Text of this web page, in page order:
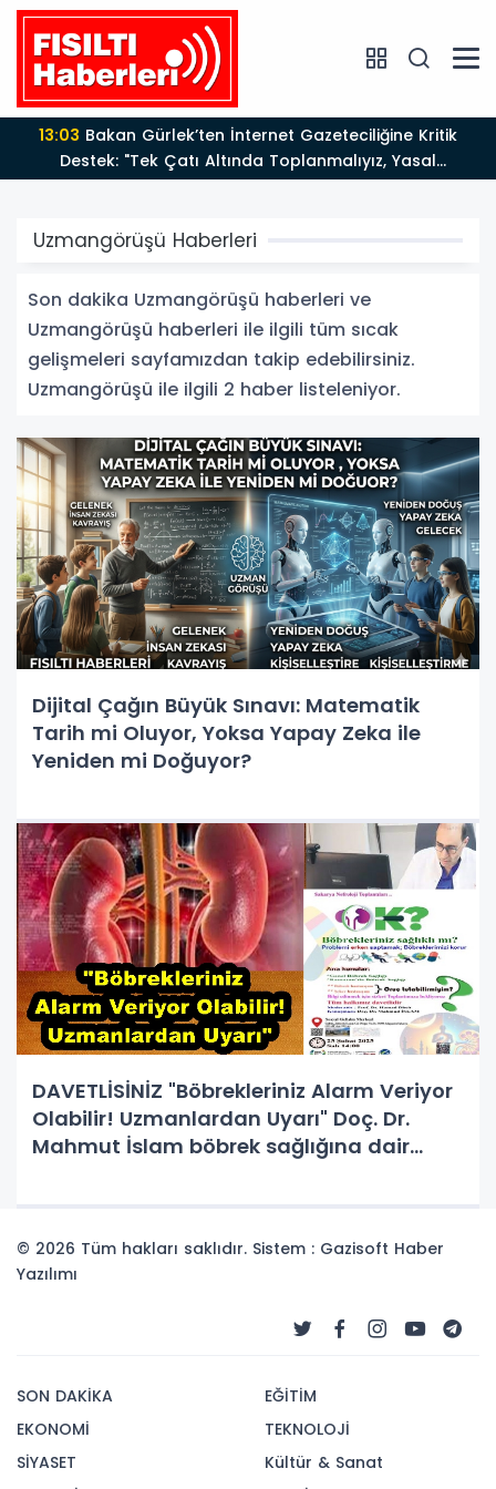
13:03
Destek: "Tek Çatı Altında Toplanmalıyız, Yasal
Düzenlemeye Hazırız"
Uzmangörüşü Haberleri
Son dakika Uzmangörüşü haberleri ve
Uzmangörüşü haberleri ile ilgili tüm sıcak
gelişmeleri sayfamızdan takip edebilirsiniz.
Uzmangörüşü ile ilgili 2 haber listeleniyor.
Dijital Çağın Büyük Sınavı: Matematik
Tarih mi Oluyor, Yoksa Yapay Zeka ile
Yeniden mi Doğuyor?
DAVETLİSİNİZ "Böbrekleriniz Alarm Veriyor
Olabilir! Uzmanlardan Uyarı" Doç. Dr.
Mahmut İslam böbrek sağlığına dair
© 2026 Tüm hakları saklıdır. Sistem : Gazisoft Haber
Yazılımı
SON DAKİKA
EKONOMİ
SİYASET
EĞİTİM
TEKNOLOJİ
Kültür & Sanat